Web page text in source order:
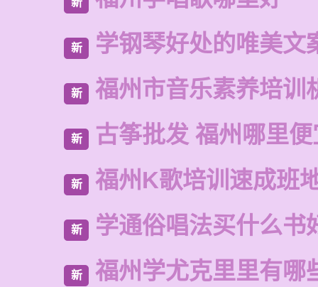
新
新 学钢琴好处的唯美文
新 福州市音乐素养培训
新 古筝批发 福州哪里
新 福州K歌培训速成班
新 学通俗唱法买什么书
新 福州学尤克里里有哪